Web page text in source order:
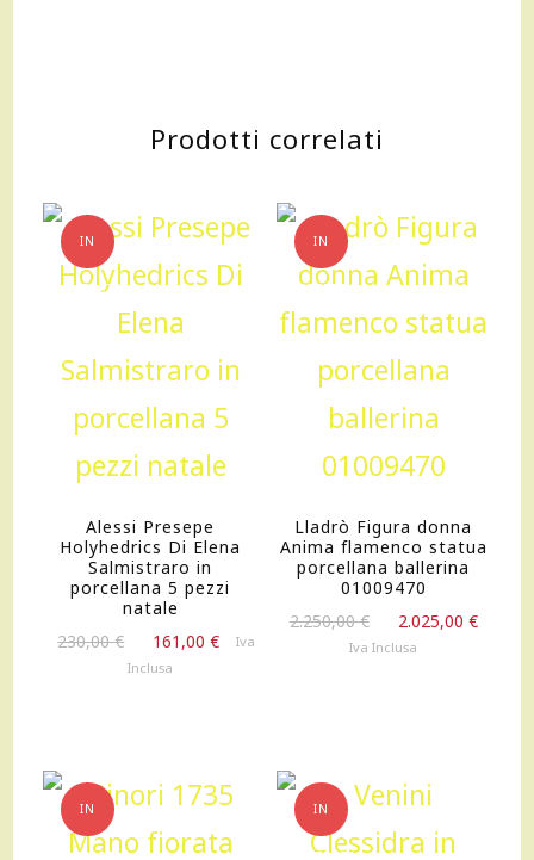
Prodotti correlati
IN
OFFERTA!
Alessi Presepe
Holyhedrics Di Elena
Salmistraro in
porcellana 5 pezzi
natale
230,00€
prezzo
161,00€
IlIva
Inclusa
IN
OFFERTA!
Lladrò Figura donna
Anima flamenco statua
porcellana ballerina
01009470
2.250,00€
prezzo
2.025,00 €
Iva Inclusa
IN IN